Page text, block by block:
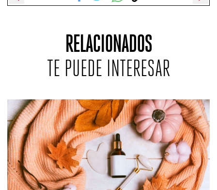
RELACIONADOS
TE PUEDE INTERESAR